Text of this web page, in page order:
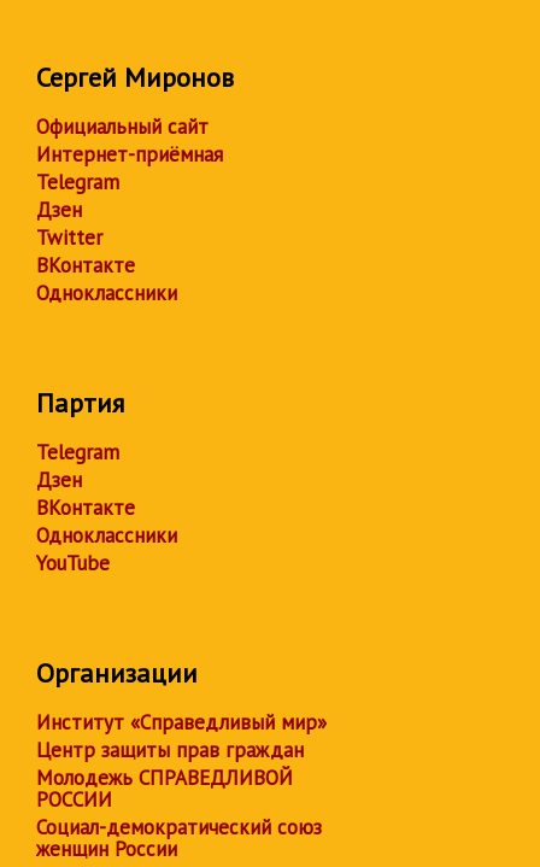
Сергей Миронов
Официальный сайт
Интернет-приёмная
Telegram
Дзен
Twitter
ВКонтакте
Одноклассники
Партия
Telegram
Дзен
ВКонтакте
Одноклассники
YouTube
Организации
Институт «Справедливый мир»
Центр защиты прав граждан
Молодежь СПРАВЕДЛИВОЙ
РОССИИ
Социал-демократический союз
женщин России